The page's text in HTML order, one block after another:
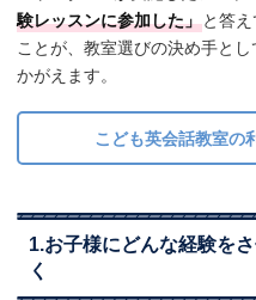
験レッスンに参加した」と答
ことが、教室選びの決め手と
かがえます。
こども英会話教室の
1.お子様にどんな経験を
く